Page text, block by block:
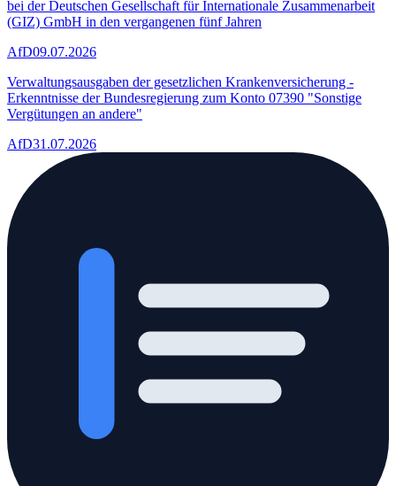
bei der Deutschen Gesellschaft für Internationale Zusammenarbeit
(GIZ) GmbH in den vergangenen fünf Jahren
AfD09.07.2026
Verwaltungsausgaben der gesetzlichen Krankenversicherung -
Erkenntnisse der Bundesregierung zum Konto 07390 "Sonstige
Vergütungen an andere"
AfD31.07.2026